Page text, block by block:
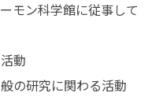
モン科学館に従事して
動
の研究に関わる活動